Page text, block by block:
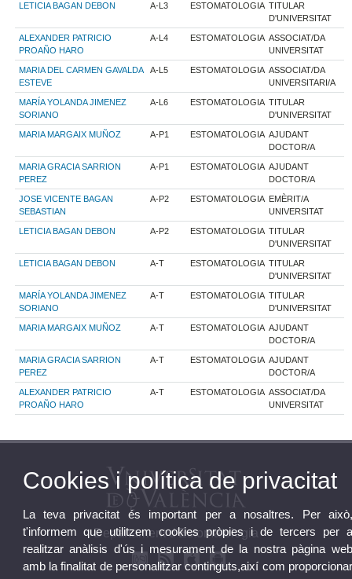
LETICIA BAGAN DEBON A-L3 ESTOMATOLOGIA TITULAR
D'UNIVERSITAT
ALEXANDER PATRICIO
PROAÑO HARO
A-L4 ESTOMATOLOGIA ASSOCIAT/DA
UNIVERSITAT
MARIA DEL CARMEN GAVALDA
ESTEVE
A-L5 ESTOMATOLOGIA ASSOCIAT/DA
UNIVERSITARI/A
MARÍA YOLANDA JIMENEZ
SORIANO
A-L6 ESTOMATOLOGIA TITULAR
D'UNIVERSITAT
MARIA MARGAIX MUÑOZ A-P1 ESTOMATOLOGIA AJUDANT
DOCTOR/A
MARIA GRACIA SARRION
PEREZ
A-P1 ESTOMATOLOGIA AJUDANT
DOCTOR/A
JOSE VICENTE BAGAN
SEBASTIAN
A-P2 ESTOMATOLOGIA EMÈRIT/A
UNIVERSITAT
LETICIA BAGAN DEBON A-P2 ESTOMATOLOGIA TITULAR
D'UNIVERSITAT
LETICIA BAGAN DEBON A-T ESTOMATOLOGIA TITULAR
D'UNIVERSITAT
MARÍA YOLANDA JIMENEZ
SORIANO
A-T ESTOMATOLOGIA TITULAR
D'UNIVERSITAT
MARIA MARGAIX MUÑOZ A-T ESTOMATOLOGIA AJUDANT
DOCTOR/A
MARIA GRACIA SARRION
PEREZ
A-T ESTOMATOLOGIA AJUDANT
DOCTOR/A
ALEXANDER PATRICIO
PROAÑO HARO
A-T ESTOMATOLOGIA ASSOCIAT/DA
UNIVERSITAT
Departament d'Estomatologia
Cookies i política de privacitat
La teva privacitat és important per a nosaltres. Per
t'informem que utilitzem cookies pròpies i de tercers per
realitzar anàlisis d'ús i mesurament de la nostra pàgina
amb la finalitat de personalitzar continguts,així com